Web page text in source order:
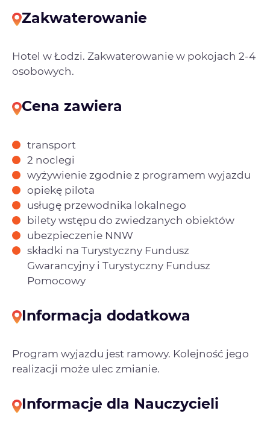
Zakwaterowanie
Hotel w Łodzi. Zakwaterowanie w pokojach 2-4
osobowych.
Cena zawiera
transport
2 noclegi
wyżywienie zgodnie z programem wyjazdu
opiekę pilota
usługę przewodnika lokalnego
bilety wstępu do zwiedzanych obiektów
ubezpieczenie NNW
składki na Turystyczny Fundusz
Gwarancyjny i Turystyczny Fundusz
Pomocowy
Informacja dodatkowa
Program wyjazdu jest ramowy. Kolejność jego
realizacji może ulec zmianie.
Informacje dla Nauczycieli